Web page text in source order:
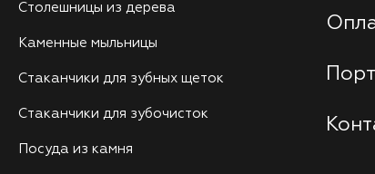
Столешницы из дерева
Каменные мыльницы
Стаканчики для зубных щеток
Стаканчики для зубочисток
Посуда из камня